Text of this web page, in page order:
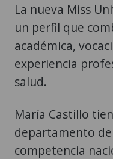
La nueva Miss
un perfil que
académica,
experiencia
salud.
María Castillo
departamento
competencia